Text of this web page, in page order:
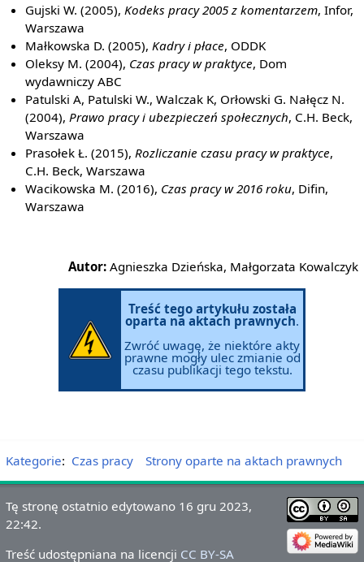
Gujski W. (2005), Kodeks pracy 2005 z komentarzem, Infor,
Warszawa
Małkowska D. (2005), Kadry i płace, ODDK
Oleksy M. (2004), Czas pracy w praktyce, Dom
wydawniczy ABC
Patulski A, Patulski W., Walczak K, Orłowski G. Nałęcz N.
(2004), Prawo pracy i ubezpieczeń społecznych, C.H. Beck,
Warszawa
Prasołek Ł. (2015), Rozliczanie czasu pracy w praktyce,
C.H. Beck, Warszawa
Wacikowska M. (2016), Czas pracy w 2016 roku, Difin,
Warszawa
Autor: Agnieszka Dzieńska, Małgorzata Kowalczyk
Treść tego artykułu została
oparta na aktach prawnych.
Zwróć uwagę, że niektóre akty
prawne mogły ulec zmianie od
czasu publikacji tego tekstu.
Kategorie: Czas pracy Strony oparte na aktach prawnych
Tę stronę ostatnio edytowano 16 gru 2023,
22:42.
Treść udostępniana na licencji CC BY-SA